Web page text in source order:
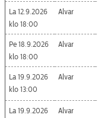
La 12.9.2026
18:00
Alvar
Pe 18.9.2026
18:00
Alvar
La 19.9.2026
13:00
Alvar
La 19.9.2026
Alvar